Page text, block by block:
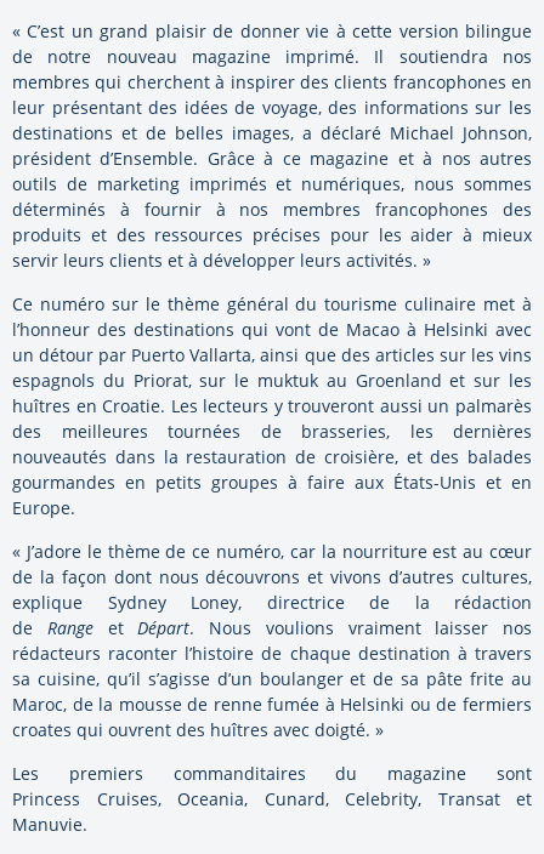
« C’est un grand plaisir de donner vie à cette version bilingue
de notre nouveau magazine imprimé. Il soutiendra nos
membres qui cherchent à inspirer des clients francophones en
leur présentant des idées de voyage, des informations sur les
destinations et de belles images, a déclaré Michael Johnson,
président d’Ensemble. Grâce à ce magazine et à nos autres
outils de marketing imprimés et numériques, nous sommes
déterminés à fournir à nos membres francophones des
produits et des ressources précises pour les aider à mieux
servir leurs clients et à développer leurs activités. »
Ce numéro sur le thème général du tourisme culinaire met à
l’honneur des destinations qui vont de Macao à Helsinki avec
un détour par Puerto Vallarta, ainsi que des articles sur les vins
espagnols du Priorat, sur le muktuk au Groenland et sur les
huîtres en Croatie. Les lecteurs y trouveront aussi un palmarès
des meilleures tournées de brasseries, les dernières
nouveautés dans la restauration de croisière, et des balades
gourmandes en petits groupes à faire aux États-Unis et en
Europe.
« J’adore le thème de ce numéro, car la nourriture est au cœur
de la façon dont nous découvrons et vivons d’autres cultures,
explique Sydney Loney, directrice de la rédaction
de RangeetDépart. Nous voulions vraiment laisser nos
rédacteurs raconter l’histoire de chaque destination à travers
sa cuisine, qu’il s’agisse d’un boulanger et de sa pâte frite au
Maroc, de la mousse de renne fumée à Helsinki ou de fermiers
croates qui ouvrent des huîtres avec doigté. »
Les premiers commanditaires du magazine sont
Princess Cruises, Oceania, Cunard, Celebrity, Transat et
Manuvie.